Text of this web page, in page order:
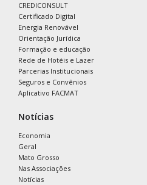
CREDICONSULT
Certificado Digital
Energia Renovável
Orientação Jurídica
Formação e educação
Rede de Hotéis e Lazer
Parcerias Institucionais
Seguros e Convênios
Aplicativo FACMAT
Notícias
Economia
Geral
Mato Grosso
Nas Associações
Notícias